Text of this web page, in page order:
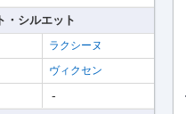
・シルエット
ラクシーヌ
ヴィクセン
-